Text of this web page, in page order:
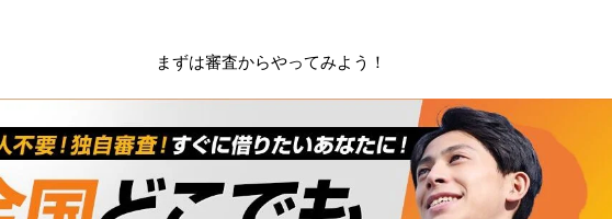
まずは審査からやってみよう！